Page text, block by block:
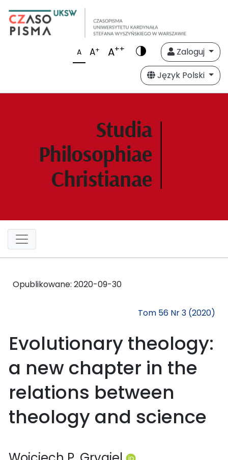
A A+ A++
Zaloguj
Język Polski
Opublikowane: 2020-09-30
Tom 56 Nr 3 (2020)
Evolutionary theology:
a new chapter in the
relations between
theology and science